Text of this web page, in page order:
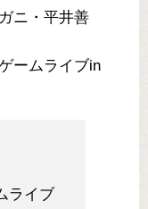
ニ・平井善
ームライブin
ライブ